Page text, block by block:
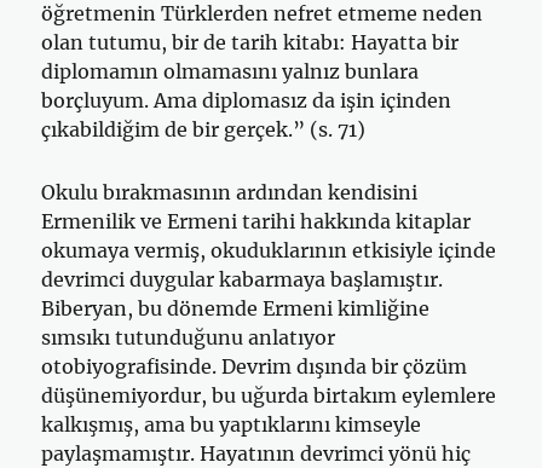
öğretmenin Türklerden nefret etmeme neden
olan tutumu, bir de tarih kitabı: Hayatta bir
diplomamın olmamasını yalnız bunlara
borçluyum. Ama diplomasız da işin içinden
çıkabildiğim de bir gerçek.” (s. 71)
Okulu bırakmasının ardından kendisini
Ermenilik ve Ermeni tarihi hakkında kitaplar
okumaya vermiş, okuduklarının etkisiyle içinde
devrimci duygular kabarmaya başlamıştır.
Biberyan, bu dönemde Ermeni kimliğine
sımsıkı tutunduğunu anlatıyor
otobiyografisinde. Devrim dışında bir çözüm
düşünemiyordur, bu uğurda birtakım eylemlere
kalkışmış, ama bu yaptıklarını kimseyle
paylaşmamıştır. Hayatının devrimci yönü hiç